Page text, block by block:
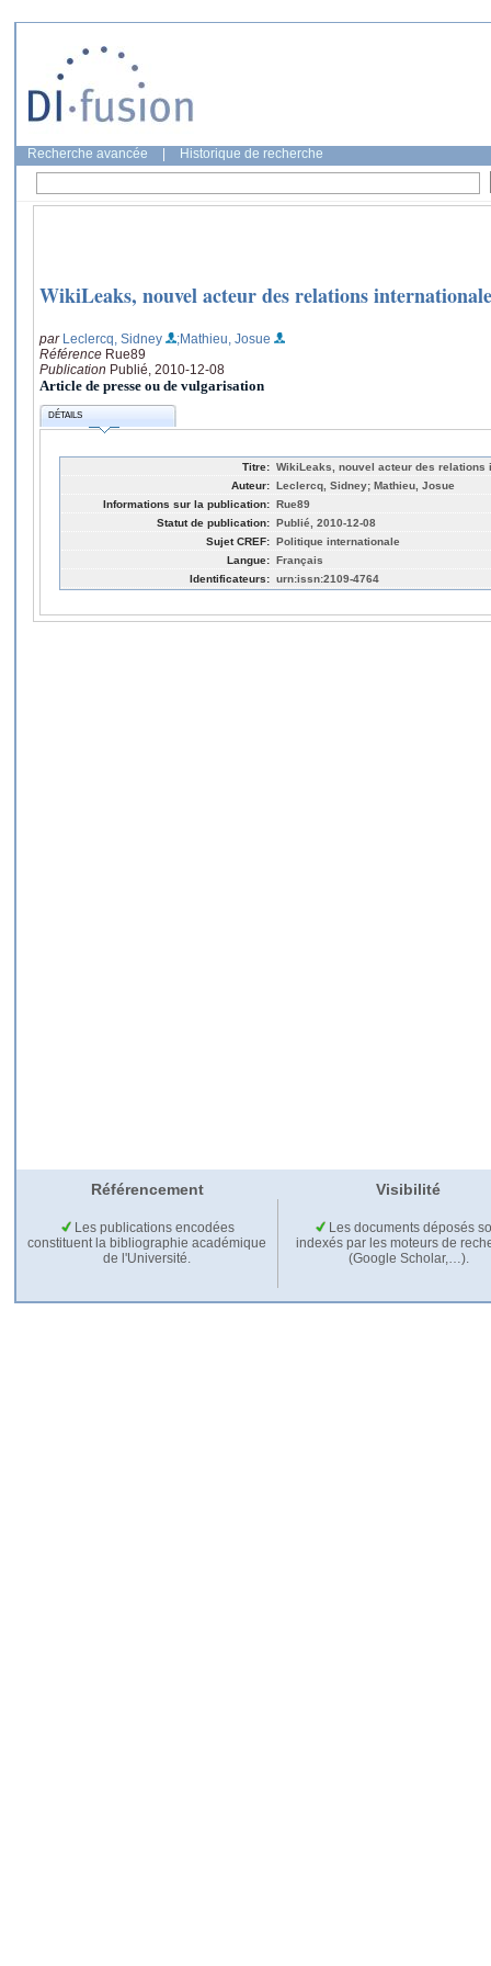
Recherche avancée Historique de recherche
WikiLeaks, nouvel acteur des relations
par Leclercq, Sidney
;Mathieu, Josue
Référence Rue89
Publication Publié, 2010-12-08
Article de presse ou de vulgarisation
DÉTAILS
Titre: WikiLeaks, nouvel acteur des relations
Auteur: Leclercq, Sidney; Mathieu, Josue
Informations sur la publication: Rue89
Statut de publication: Publié, 2010-12-08
Sujet CREF: Politique internationale
Langue: Français
Identificateurs: urn:issn:2109-4764
Référencement Visibilité
Les publications encodées
constituent la bibliographie académique
de l'Université.
Les documents déposés
indexés par les moteurs de
(Google Scholar,…).